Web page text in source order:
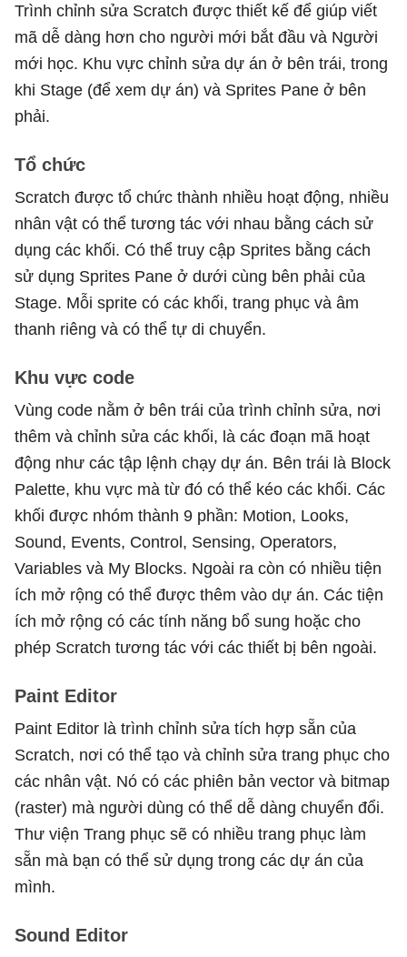
Trình chỉnh sửa Scratch được thiết kế để giúp viết
mã dễ dàng hơn cho người mới bắt đầu và Người
mới học. Khu vực chỉnh sửa dự án ở bên trái, trong
khi Stage (để xem dự án) và Sprites Pane ở bên
phải.
Tổ chức
Scratch được tổ chức thành nhiều hoạt động, nhiều
nhân vật có thể tương tác với nhau bằng cách sử
dụng các khối. Có thể truy cập Sprites bằng cách
sử dụng Sprites Pane ở dưới cùng bên phải của
Stage. Mỗi sprite có các khối, trang phục và âm
thanh riêng và có thể tự di chuyển.
Khu vực code
Vùng code nằm ở bên trái của trình chỉnh sửa, nơi
thêm và chỉnh sửa các khối, là các đoạn mã hoạt
động như các tập lệnh chạy dự án. Bên trái là Block
Palette, khu vực mà từ đó có thể kéo các khối. Các
khối được nhóm thành 9 phần: Motion, Looks,
Sound, Events, Control, Sensing, Operators,
Variables và My Blocks. Ngoài ra còn có nhiều tiện
ích mở rộng có thể được thêm vào dự án. Các tiện
ích mở rộng có các tính năng bổ sung hoặc cho
phép Scratch tương tác với các thiết bị bên ngoài.
Paint Editor
Paint Editor là trình chỉnh sửa tích hợp sẵn của
Scratch, nơi có thể tạo và chỉnh sửa trang phục cho
các nhân vật. Nó có các phiên bản vector và bitmap
(raster) mà người dùng có thể dễ dàng chuyển đổi.
Thư viện Trang phục sẽ có nhiều trang phục làm
sẵn mà bạn có thể sử dụng trong các dự án của
mình.
Sound Editor